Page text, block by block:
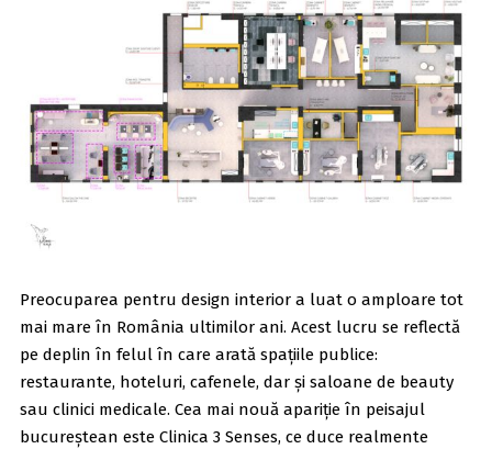
Preocuparea pentru design interior a luat o amploare tot
mai mare în România ultimilor ani. Acest lucru se reflectă
pe deplin în felul în care arată spațiile publice:
restaurante, hoteluri, cafenele, dar și saloane de beauty
sau clinici medicale. Cea mai nouă apariție în peisajul
bucureștean este Clinica 3 Senses, ce duce realmente